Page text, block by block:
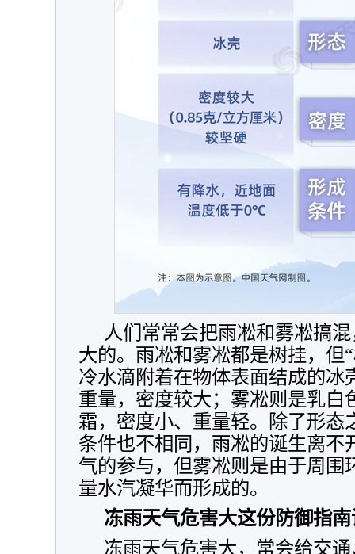
人们常常会把雨凇和雾凇搞
大的。雨凇和雾凇都是树挂，但
冷水滴附着在物体表面结成的冰
重量，密度较大；雾凇则是乳白
霜，密度小、重量轻。除了形态
条件也不相同，雨凇的诞生离不
气的参与，但雾凇则是由于周围
量水汽凝华而形成的。
冻雨天气危害大这份防御指
冻雨天气危害大，常会给交